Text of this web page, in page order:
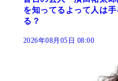
を知ってるよって人は
る？
2026年08月05日 08:00